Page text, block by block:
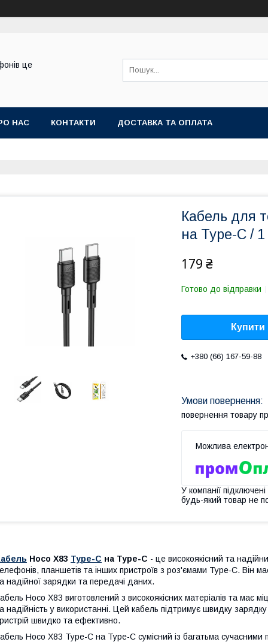
це
НАС КОНТАКТИ ДОСТАВКА ТА ОПЛАТА
Кабель для
на Type-C /
179 ₴
Готово до відправки
Купити
+380 (66) 167-59-88
повернення товару
У компанії
будь-який товар не
Hoco X83 Type-C на Type-C - це високоякісний та
планшетів та інших пристроїв з роз'ємами Type-C. Він
надійної зарядки та передачі даних.
Hoco X83 виготовлений з високоякісних матеріалів та має
надійність у використанні. Цей кабель підтримує швидку
швидко та ефективно.
Hoco X83 Type-C на Type-C сумісний із багатьма